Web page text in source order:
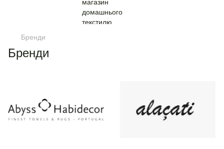
Бренди
Бренди